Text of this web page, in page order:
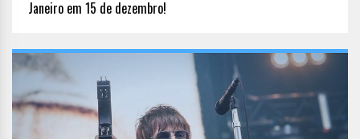
Janeiro em 15 de dezembro!